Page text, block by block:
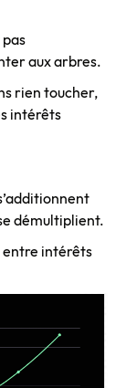
aux arbres.
rien toucher,
intérêts
démultiplient.
entre intérêts